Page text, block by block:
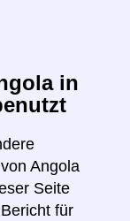
in
Angola
Seite
für